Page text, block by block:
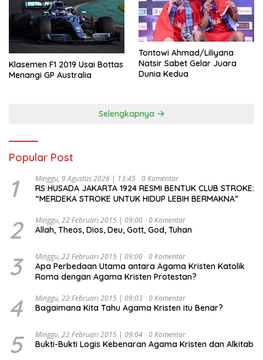
Klasemen F1 2019 Usai Bottas
Menangi GP Australia
Tontowi Ahmad/Liliyana
Natsir Sabet Gelar Juara
Dunia Kedua
Selengkapnya
Popular Post
1 Minggu, 9 Agustus 2026 | 13:45 0 Komentar
RS HUSADA JAKARTA 1924 RESMI BENTUK CLUB STROKE:
“MERDEKA STROKE UNTUK HIDUP LEBIH BERMAKNA”
2 Minggu, 22 Februari 2015 | 09:00 0 Komentar
Allah, Theos, Dios, Deu, Gott, God, Tuhan
3 Minggu, 22 Februari 2015 | 09:00 0 Komentar
Apa Perbedaan Utama antara Agama Kristen Katolik
Roma dengan Agama Kristen Protestan?
4 Minggu, 22 Februari 2015 | 09:03 0 Komentar
Bagaimana Kita Tahu Agama Kristen itu Benar?
5 Minggu, 22 Februari 2015 | 09:04 0 Komentar
Bukti-Bukti Logis Kebenaran Agama Kristen dan Alkitab